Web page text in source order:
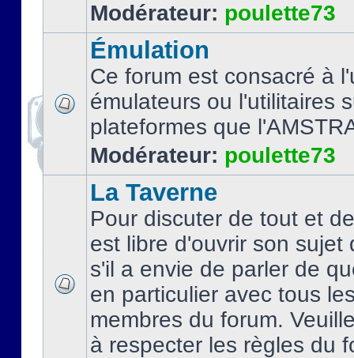
Modérateur: poulette73
Émulation
Ce forum est consacré à
émulateurs ou l'utilitaires
plateformes que
Modérateur: poulette73
La Taverne
Pour discuter de tout et
est libre d'ouvrir son sujet
s'il a envie de parler de
en particulier avec tous
membres du forum.
à respecter les règles du